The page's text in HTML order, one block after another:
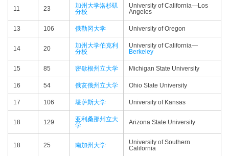
11 23
加州大学洛杉矶
分校
University of California—​Los
Angeles
13 106 俄勒冈大学 University of Oregon
14 20
加州大学伯克利
分校
University of California—​
Berkeley
15 85 密歇根州立大学 Michigan State University
16 54 俄亥俄州立大学 Ohio State University
17 106 堪萨斯大学 University of Kansas
18 129
亚利桑那州立大
学
Arizona State University
18 25 南加州大学
University of Southern
California